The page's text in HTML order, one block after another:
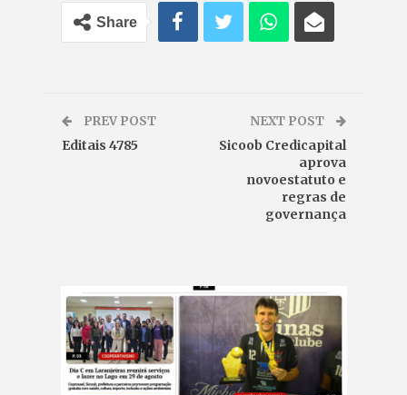
Share
PREV POST
Editais 4785
NEXT POST
Sicoob Credicapital
aprova
novoestatuto e
regras de
governança